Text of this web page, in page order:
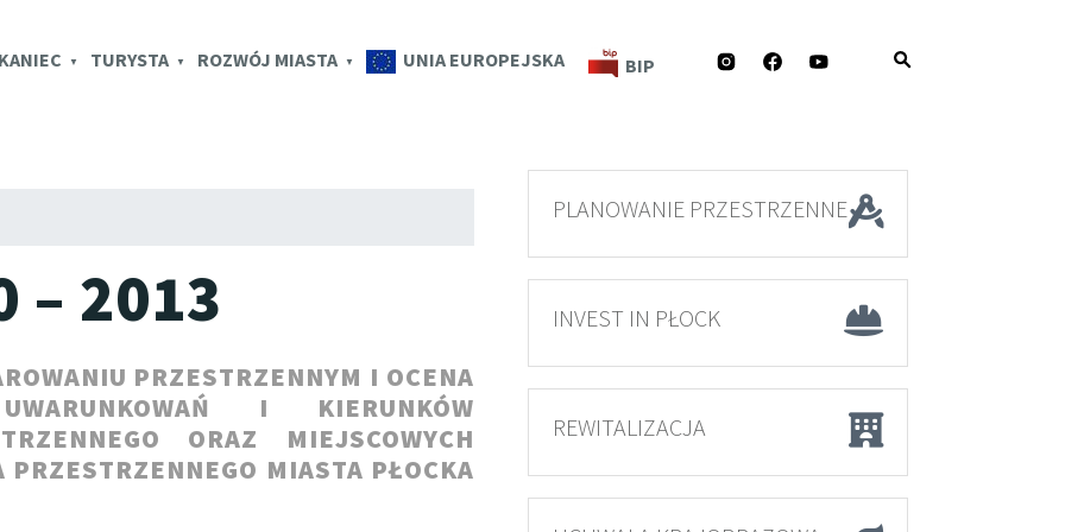
TURYSTA ROZWÓJ MIASTA UNIA EUROPEJSKA BIP YOUTUBE
FACEBOOK
INSTAGRAM
– 2013
PRZESTRZENNYM I OCENA
I KIERUNKÓW
ORAZ MIEJSCOWYCH
PRZESTRZENNEGO MIASTA PŁOCKA
PLANOWANIE PRZESTRZENNE
INVEST IN PŁOCK
REWITALIZACJA